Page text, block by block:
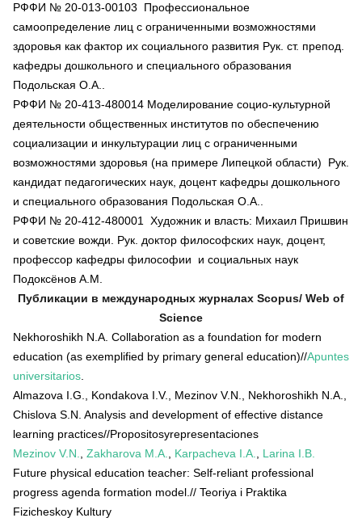
РФФИ № 20-013-00103 Профессиональное
самоопределение лиц с ограниченными возможностями
здоровья как фактор их социального развития Рук. ст. препод.
кафедры дошкольного и специального образования
Подольская О.А..
РФФИ № 20-413-480014 Моделирование социо-культурной
деятельности общественных институтов по обеспечению
социализации и инкультурации лиц с ограниченными
возможностями здоровья (на примере Липецкой области) Рук.
кандидат педагогических наук, доцент кафедры дошкольного
и специального образования Подольская О.А..
РФФИ № 20-412-480001 Художник и власть: Михаил Пришвин
и советские вожди. Рук. доктор философских наук, доцент,
профессор кафедры философии и социальных наук
Подоксёнов А.М.
Публикации в международных журналах Scopus/ Web of
Science
Nekhoroshikh N.A. Collaboration as a foundation for modern
education (as exemplified by primary general education)//Аpuntes
universitarios
Almazova I.G., Kondakova I.V., Mezinov V.N., Nekhoroshikh N.A.,
Chislova S.N. Analysis and development of effective distance
learning practices//Propositosyrepresentaciones
Mezinov V.N.
Zakharova M.A. Karpacheva I.A.
Larina I.B.
Future physical education teacher: Self-reliant professional
progress agenda formation model.// Teoriya i Praktika
Fizicheskoy Kultury